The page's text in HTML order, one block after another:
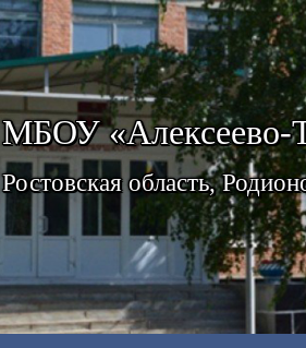
МБОУ «Алексеево-
Ростовская область,